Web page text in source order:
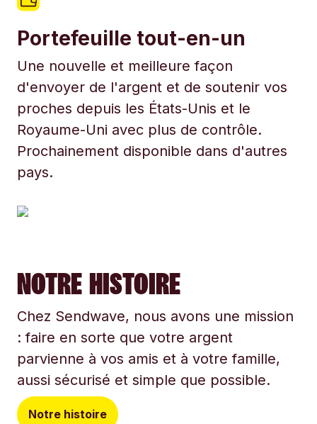
Portefeuille tout-en-un
Une nouvelle et meilleure façon
d'envoyer de l'argent et de soutenir vos
proches depuis les États-Unis et le
Royaume-Uni avec plus de contrôle.
Prochainement disponible dans d'autres
pays.
NOTRE HISTOIRE
Chez Sendwave, nous avons une mission
: faire en sorte que votre argent
parvienne à vos amis et à votre famille,
aussi sécurisé et simple que possible.
Notre histoire